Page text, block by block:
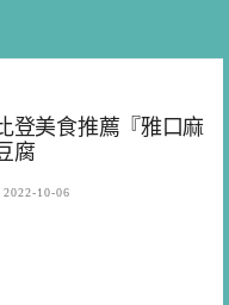
登美食推薦『雅口麻
腐
2022-10-06